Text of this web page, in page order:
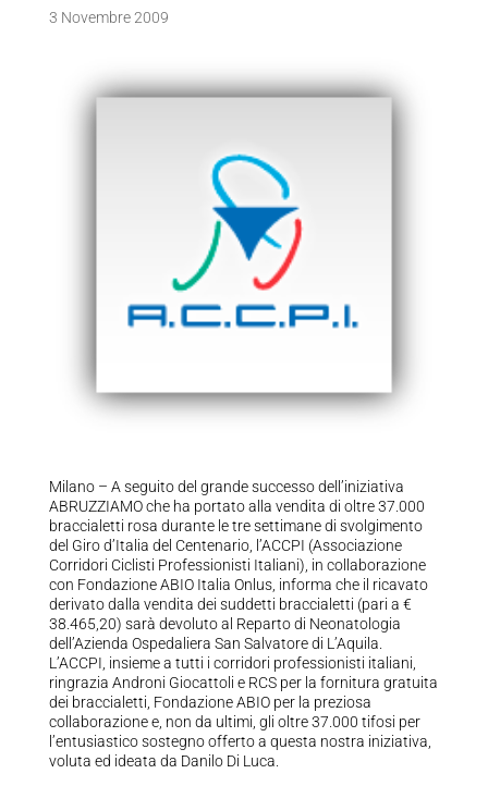
3 Novembre 2009
Milano – A seguito del grande successo dell’iniziativa
ABRUZZIAMO che ha portato alla vendita di oltre 37.000
braccialetti rosa durante le tre settimane di svolgimento
del Giro d’Italia del Centenario, l’ACCPI (Associazione
Corridori Ciclisti Professionisti Italiani), in collaborazione
con Fondazione ABIO Italia Onlus, informa che il ricavato
derivato dalla vendita dei suddetti braccialetti (pari a €
38.465,20) sarà devoluto al Reparto di Neonatologia
dell’Azienda Ospedaliera San Salvatore di L’Aquila.
L’ACCPI, insieme a tutti i corridori professionisti italiani,
ringrazia Androni Giocattoli e RCS per la fornitura gratuita
dei braccialetti, Fondazione ABIO per la preziosa
collaborazione e, non da ultimi, gli oltre 37.000 tifosi per
l’entusiastico sostegno offerto a questa nostra iniziativa,
voluta ed ideata da Danilo Di Luca.